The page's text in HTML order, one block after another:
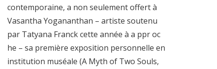
contemporaine, a non seulement offert à
Vasantha Yogananthan – artiste soutenu
par Tatyana Franck cette année à a ppr oc
he – sa première exposition personnelle en
institution muséale (A Myth of Two Souls,